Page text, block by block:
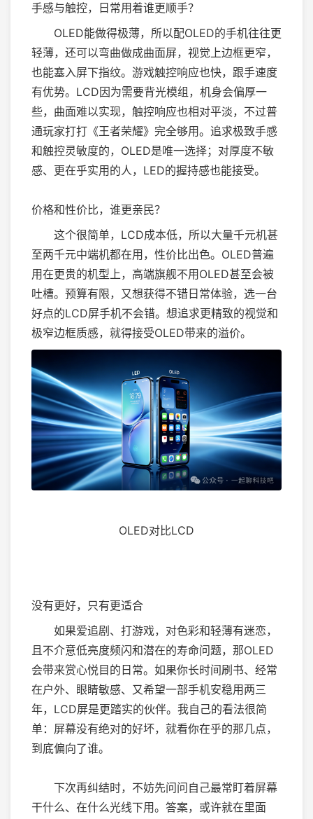
手感与触控，日常用着谁更顺手？
OLED能做得极薄，所以配OLED的手机往往更
轻薄，还可以弯曲做成曲面屏，视觉上边框更窄，
也能塞入屏下指纹。游戏触控响应也快，跟手速度
有优势。LCD因为需要背光模组，机身会偏厚一
些，曲面难以实现，触控响应也相对平淡，不过普
通玩家打打《王者荣耀》完全够用。追求极致手感
和触控灵敏度的，OLED是唯一选择；对厚度不敏
感、更在乎实用的人，LED的握持感也能接受。
价格和性价比，谁更亲民？
这个很简单，LCD成本低，所以大量千元机甚
至两千元中端机都在用，性价比出色。OLED普遍
用在更贵的机型上，高端旗舰不用OLED甚至会被
吐槽。预算有限，又想获得不错日常体验，选一台
好点的LCD屏手机不会错。想追求更精致的视觉和
极窄边框质感，就得接受OLED带来的溢价。
OLED对比LCD
没有更好，只有更适合
如果爱追剧、打游戏，对色彩和轻薄有迷恋，
且不介意低亮度频闪和潜在的寿命问题，那OLED
会带来赏心悦目的日常。如果你长时间刷书、经常
在户外、眼睛敏感、又希望一部手机安稳用两三
年，LCD屏是更踏实的伙伴。我自己的看法很简
单：屏幕没有绝对的好坏，就看你在乎的那几点，
到底偏向了谁。
下次再纠结时，不妨先问问自己最常盯着屏幕
干什么、在什么光线下用。答案，或许就在里面